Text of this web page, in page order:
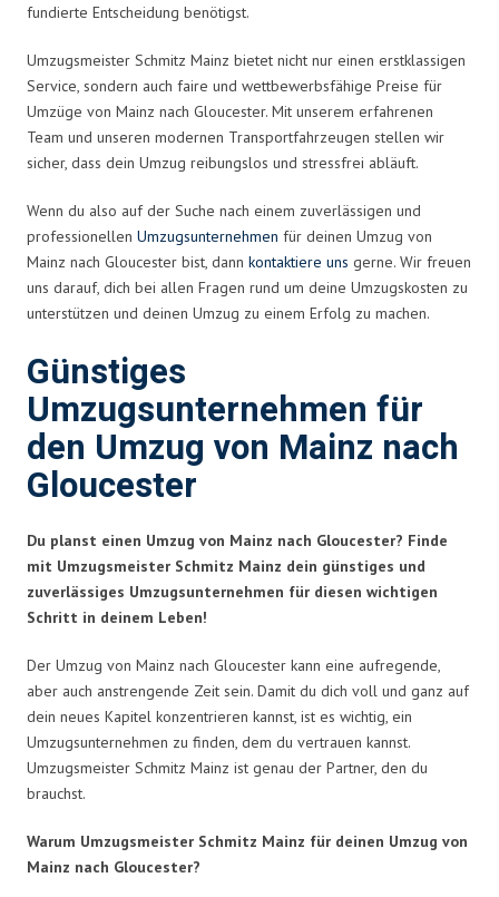
fundierte Entscheidung benötigst.
Umzugsmeister Schmitz Mainz bietet nicht nur einen erstklassigen
Service, sondern auch faire und wettbewerbsfähige Preise für
Umzüge von Mainz nach Gloucester. Mit unserem erfahrenen
Team und unseren modernen Transportfahrzeugen stellen wir
sicher, dass dein Umzug reibungslos und stressfrei abläuft.
Wenn du also auf der Suche nach einem zuverlässigen und
professionellen Umzugsunternehmen für deinen Umzug von
Mainz nach Gloucester bist, dann kontaktiere uns gerne. Wir freuen
uns darauf, dich bei allen Fragen rund um deine Umzugskosten zu
unterstützen und deinen Umzug zu einem Erfolg zu machen.
Günstiges
Umzugsunternehmen für
den Umzug von Mainz nach
Gloucester
Du planst einen Umzug von Mainz nach Gloucester? Finde
mit Umzugsmeister Schmitz Mainz dein günstiges und
zuverlässiges Umzugsunternehmen für diesen wichtigen
Schritt in deinem Leben!
Der Umzug von Mainz nach Gloucester kann eine aufregende,
aber auch anstrengende Zeit sein. Damit du dich voll und ganz auf
dein neues Kapitel konzentrieren kannst, ist es wichtig, ein
Umzugsunternehmen zu finden, dem du vertrauen kannst.
Umzugsmeister Schmitz Mainz ist genau der Partner, den du
brauchst.
Warum Umzugsmeister Schmitz Mainz für deinen Umzug von
Mainz nach Gloucester?